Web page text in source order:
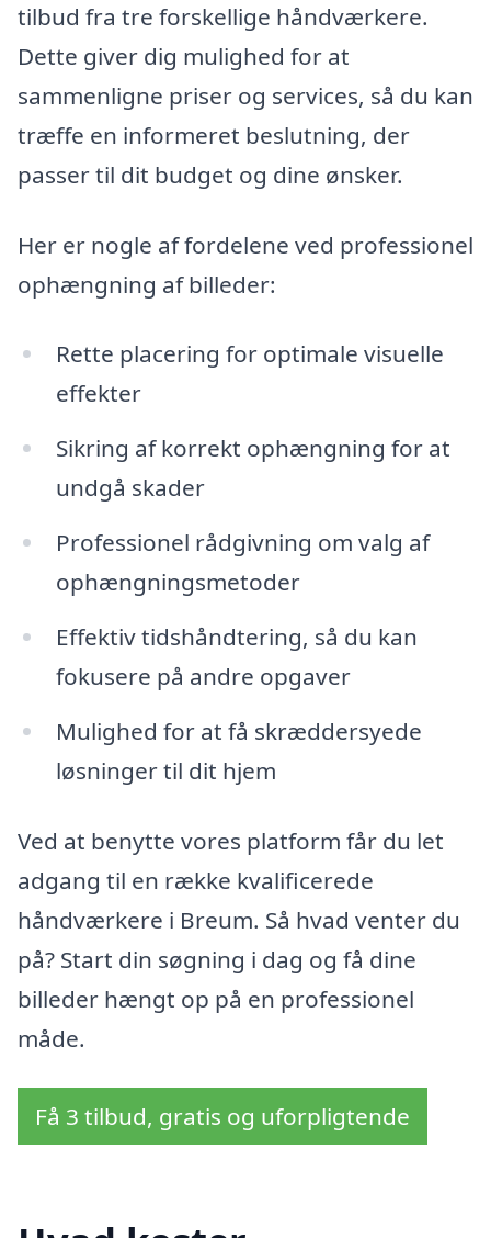
tilbud fra tre forskellige håndværkere.
Dette giver dig mulighed for at
sammenligne priser og services, så du kan
træffe en informeret beslutning, der
passer til dit budget og dine ønsker.
Her er nogle af fordelene ved professionel
ophængning af billeder:
Rette placering for optimale visuelle
effekter
Sikring af korrekt ophængning for at
undgå skader
Professionel rådgivning om valg af
ophængningsmetoder
Effektiv tidshåndtering, så du kan
fokusere på andre opgaver
Mulighed for at få skræddersyede
løsninger til dit hjem
Ved at benytte vores platform får du let
adgang til en række kvalificerede
håndværkere i Breum. Så hvad venter du
på? Start din søgning i dag og få dine
billeder hængt op på en professionel
måde.
Få 3 tilbud, gratis og uforpligtende